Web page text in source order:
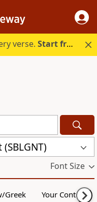
verse.Start free.
Font Size
Greek Your Content